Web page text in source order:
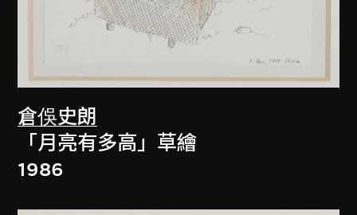
倉俁史朗
「月亮有多高」草繪
1986